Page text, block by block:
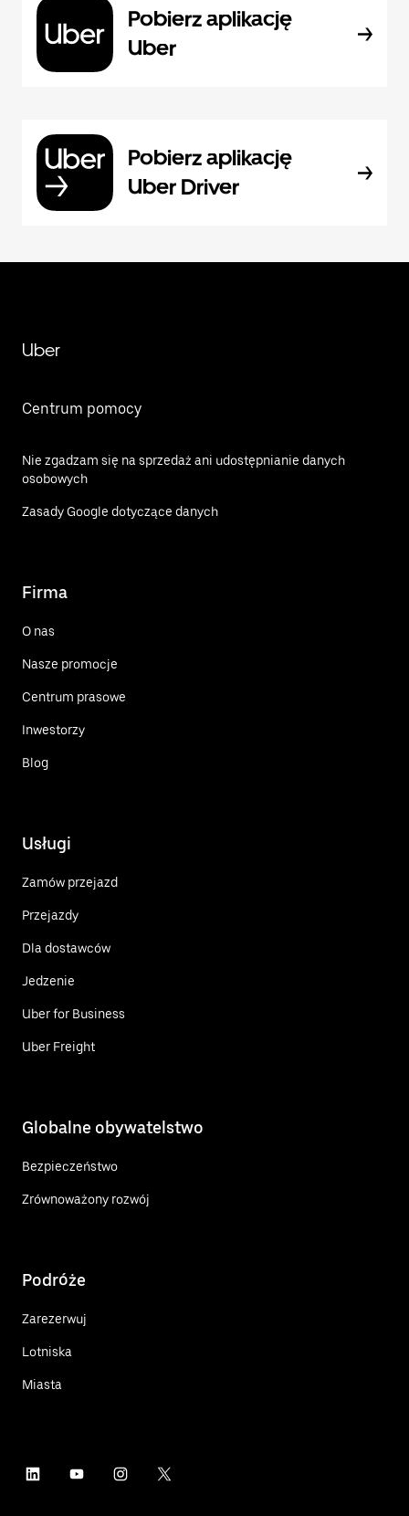
Pobierz aplikację
Uber
Pobierz aplikację
Uber Driver
Uber
Centrum pomocy
Nie zgadzam się na sprzedaż ani udostępnianie danych
osobowych
Zasady Google dotyczące danych
Firma
O nas
Nasze promocje
Centrum prasowe
Inwestorzy
Blog
Usługi
Zamów przejazd
Przejazdy
Dla dostawców
Jedzenie
Uber for Business
Uber Freight
Globalne obywatelstwo
Bezpieczeństwo
Zrównoważony rozwój
Podróże
Zarezerwuj
Lotniska
Miasta